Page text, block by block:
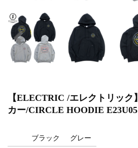
【ELECTRIC /エレクトリック
カー/CIRCLE HOODIE E23U05
ブラック グレー